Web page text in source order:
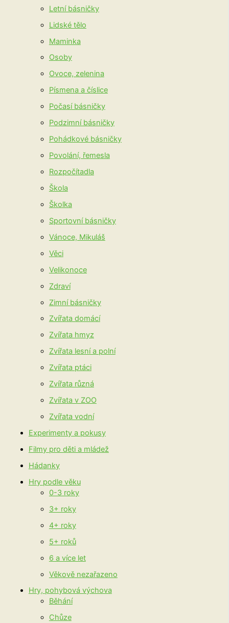
Letní básničky
Lidské tělo
Maminka
Osoby
Ovoce, zelenina
Písmena a číslice
Počasí básničky
Podzimní básničky
Pohádkové básničky
Povolání, řemesla
Rozpočítadla
Škola
Školka
Sportovní básničky
Vánoce, Mikuláš
Věci
Velikonoce
Zdraví
Zimní básničky
Zvířata domácí
Zvířata hmyz
Zvířata lesní a polní
Zvířata ptáci
Zvířata různá
Zvířata v ZOO
Zvířata vodní
Experimenty a pokusy
Filmy pro děti a mládež
Hádanky
Hry podle věku
0-3 roky
3+ roky
4+ roky
5+ roků
6 a více let
Věkově nezařazeno
Hry, pohybová výchova
Běhání
Chůze